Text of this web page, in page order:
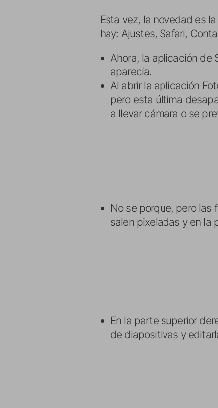
Esta vez, la novedad es
hay: Ajustes, Safari,
Ahora, la aplicación de
aparecía.
Al abrir la aplicación
pero esta última
a llevar cámara o se
No se porque, pero las
salen pixeladas y en la
En la parte superior
de diapositivas y